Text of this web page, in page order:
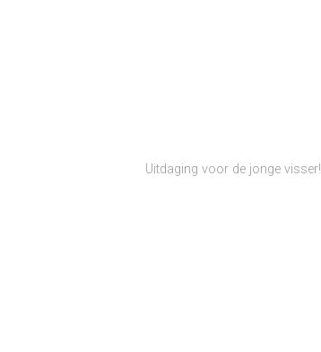
Uitdaging voor de jonge visser!